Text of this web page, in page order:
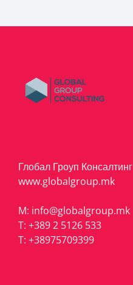
Глобал Гроуп Консалтинг
www.globalgroup.mk
M: info@globalgroup.mk
T: +389 2 5126 533
T: +38975709399